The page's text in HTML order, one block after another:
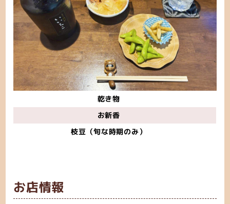
乾き物
お新香
枝豆（旬な時期のみ）
お店情報